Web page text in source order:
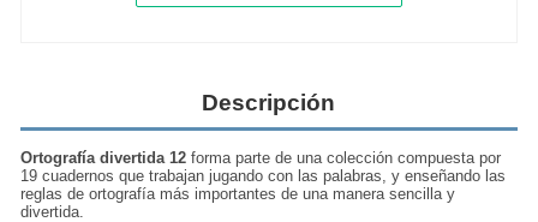
Descripción
Ortografía divertida 12forma parte de una colección compuesta por
19 cuadernos que trabajan jugando con las palabras, y enseñando las
reglas de ortografía más importantes de una manera sencilla y
divertida.